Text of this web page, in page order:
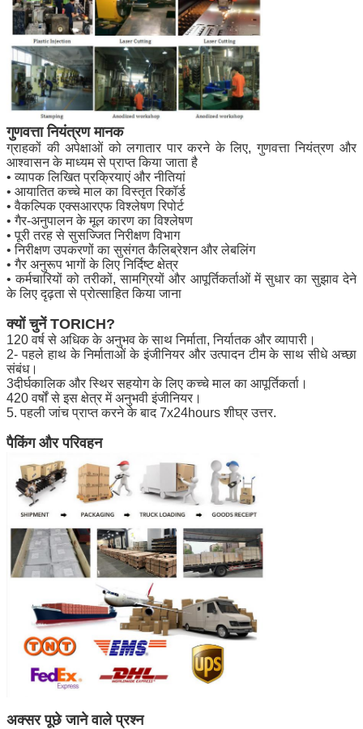
गुणवत्ता नियंत्रण मानक
ग्राहकों की अपेक्षाओं को लगातार पार करने के लिए, गुणवत्ता नियंत्रण और
आश्वासन के माध्यम से प्राप्त किया जाता है
• व्यापक लिखित प्रक्रियाएं और नीतियां
• आयातित कच्चे माल का विस्तृत रिकॉर्ड
• वैकल्पिक एक्सआरएफ विश्लेषण रिपोर्ट
• गैर-अनुपालन के मूल कारण का विश्लेषण
• पूरी तरह से सुसज्जित निरीक्षण विभाग
• निरीक्षण उपकरणों का सुसंगत कैलिब्रेशन और लेबलिंग
• गैर अनुरूप भागों के लिए निर्दिष्ट क्षेत्र
• कर्मचारियों को तरीकों, सामग्रियों और आपूर्तिकर्ताओं में सुधार का सुझाव देने
के लिए दृढ़ता से प्रोत्साहित किया जाना
क्यों चुनें TORICH?
120 वर्ष से अधिक के अनुभव के साथ निर्माता, निर्यातक और व्यापारी।
2- पहले हाथ के निर्माताओं के इंजीनियर और उत्पादन टीम के साथ सीधे अच्छा
संबंध।
3दीर्घकालिक और स्थिर सहयोग के लिए कच्चे माल का आपूर्तिकर्ता।
420 वर्षों से इस क्षेत्र में अनुभवी इंजीनियर।
5. पहली जांच प्राप्त करने के बाद 7x24hours शीघ्र उत्तर.
पैकिंग और परिवहन
अक्सर पूछे जाने वाले प्रश्न